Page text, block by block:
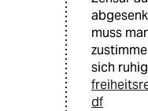
muss
sich
df